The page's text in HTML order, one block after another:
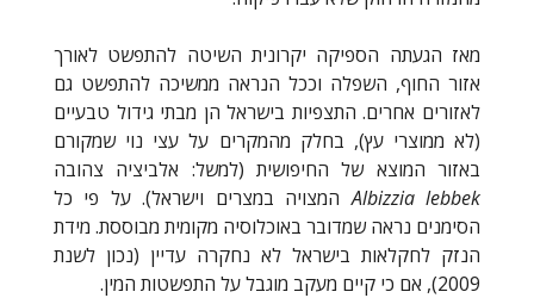
מאז הגעתה הספיקה יקרונית השיטה להתפשט לאורך
אזור החוף, השפלה וככל הנראה ממשיכה להתפשט גם
לאזורים אחרים. התצפיות בישראל הן מבתי גידול טבעיים
(לא ממוצרי עץ), בחלק מהמקרים על עצי נוי שמקורם
באזור המוצא של החיפושית (למשל: אלביציה צהובה
Albizzia lebbekהמצויה במצרים וישראל). על פי כל
הסימנים נראה שמדובר באוכלוסיה מקומית מבוססת. מידת
הנזק לחקלאות בישראל לא נחקרה עדיין (נכון לשנת
2009), אם כי קיים מעקב מוגבל על התפשטות המין.